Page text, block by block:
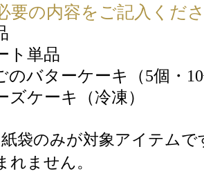
要の内容をご記入くだ
ト単品
のバターケーキ（5個・
ズケーキ（冷凍）
袋のみが対象アイテムで
れません。